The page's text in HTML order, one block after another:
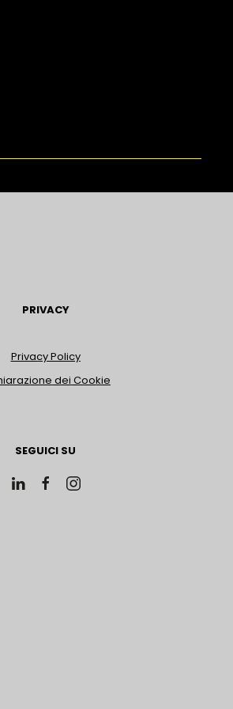
PRIVACY
Privacy Policy
dei Cookie
SEGUICI SU